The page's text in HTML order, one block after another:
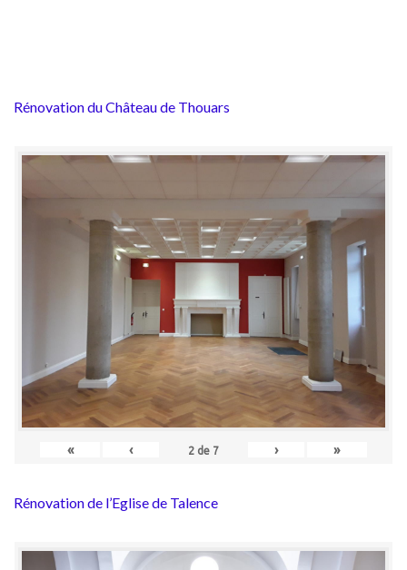
Rénovation du Château de Thouars
« ‹ 2 de 7 › »
Rénovation de l’Eglise de Talence